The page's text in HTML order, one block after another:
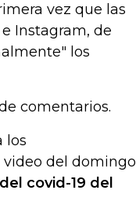
vez que las
Instagram, de
los
comentarios.
los
del domingo
covid-19 del